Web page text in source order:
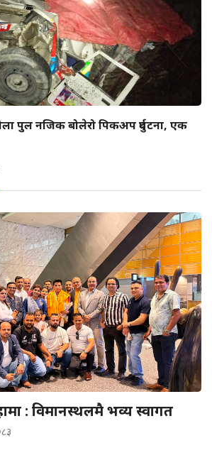
पुल नजिक बोलेरो पिकअप दुर्घटना, एक
: विमानस्थलमै भव्य स्वागत